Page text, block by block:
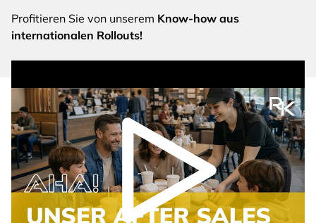
Profitieren Sie von unserem Know-how aus
internationalen Rollouts!